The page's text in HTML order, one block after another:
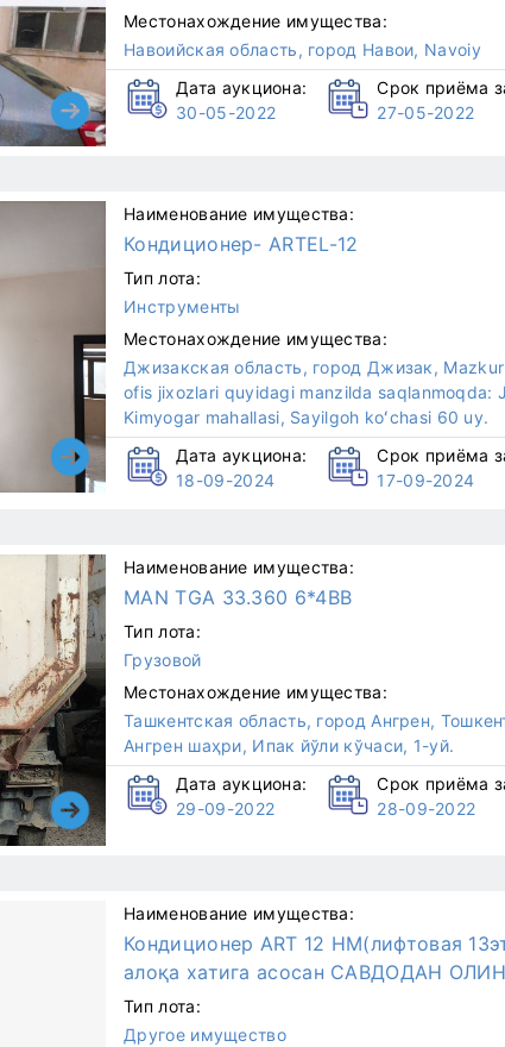
Местонахождение имущества:
Навоийская область, город Навои, Navoiy
Дата аукциона:
30-05-2022
Срок приёма
27-05-2022
Наименование имущества:
Кондиционер- ARTEL-12
Тип лота:
Инструменты
Местонахождение имущества:
Джизакская область, город Джизак,
ofis jixozlari quyidagi manzilda saqlanmoqda:
Kimyogar mahallasi, Sayilgoh koʻchasi 60 uy.
Дата аукциона:
18-09-2024
Срок приёма
17-09-2024
Наименование имущества:
MAN TGA 33.360 6*4BB
Тип лота:
Грузовой
Местонахождение имущества:
Ташкентская область, город Ангрен,
Ангрен шаҳри, Ипак йўли кўчаси, 1-уй.
Дата аукциона:
29-09-2022
Срок приёма
28-09-2022
Наименование имущества:
Кондиционер ART 12 HM(лифтовая
алоқа хатига асосан САВДОДАН
Тип лота:
Другое имущество